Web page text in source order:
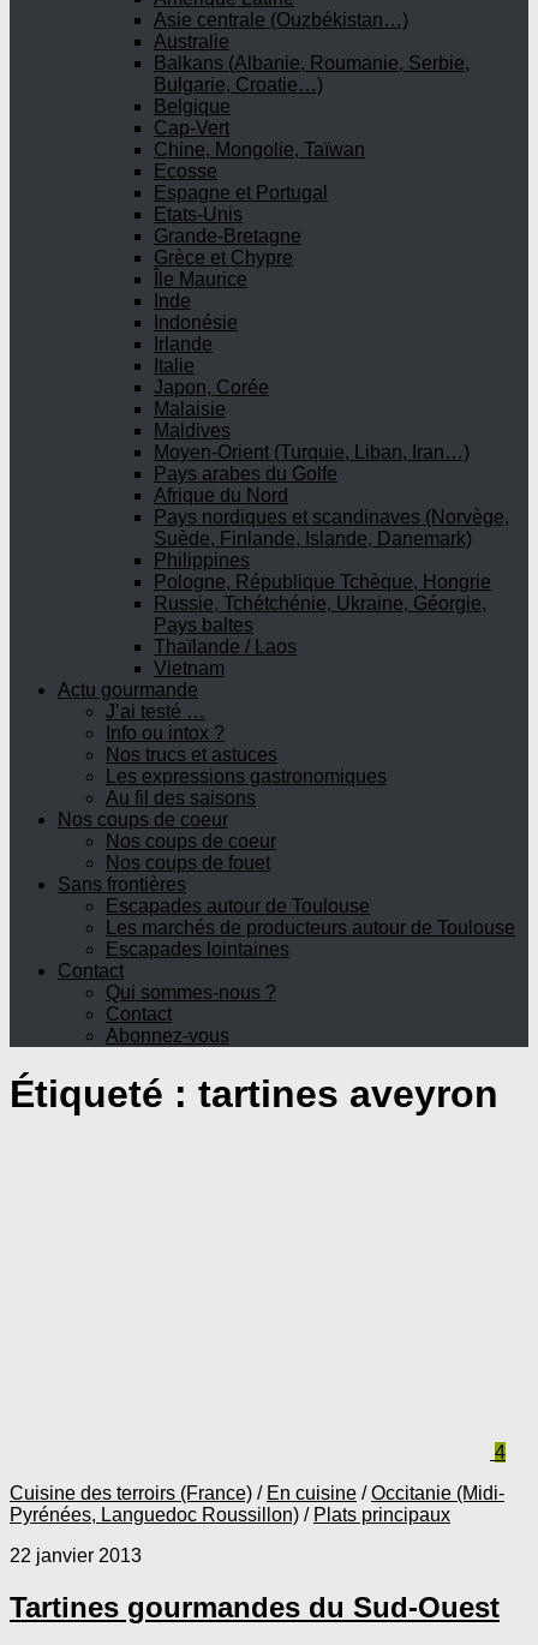
Asie centrale (Ouzbékistan…)
Australie
Balkans (Albanie, Roumanie, Serbie,
Bulgarie, Croatie…)
Belgique
Cap-Vert
Chine, Mongolie, Taïwan
Ecosse
Espagne et Portugal
Etats-Unis
Grande-Bretagne
Grèce et Chypre
Île Maurice
Inde
Indonésie
Irlande
Italie
Japon, Corée
Malaisie
Maldives
Moyen-Orient (Turquie, Liban, Iran…)
Pays arabes du Golfe
Afrique du Nord
Pays nordiques et scandinaves (Norvège,
Suède, Finlande, Islande, Danemark)
Philippines
Pologne, République Tchèque, Hongrie
Russie, Tchétchénie, Ukraine, Géorgie,
Pays baltes
Thaïlande / Laos
Vietnam
Actu gourmande
J’ai testé …
Info ou intox ?
Nos trucs et astuces
Les expressions gastronomiques
Au fil des saisons
Nos coups de coeur
Nos coups de coeur
Nos coups de fouet
Sans frontières
Escapades autour de Toulouse
Les marchés de producteurs autour de Toulouse
Escapades lointaines
Contact
Qui sommes-nous ?
Contact
Abonnez-vous
Étiqueté : tartines aveyron
4
Cuisine des terroirs (France) / En cuisine /Occitanie (Midi-
Pyrénées, Languedoc Roussillon) / Plats principaux
22 janvier 2013
Tartines gourmandes du Sud-Ouest